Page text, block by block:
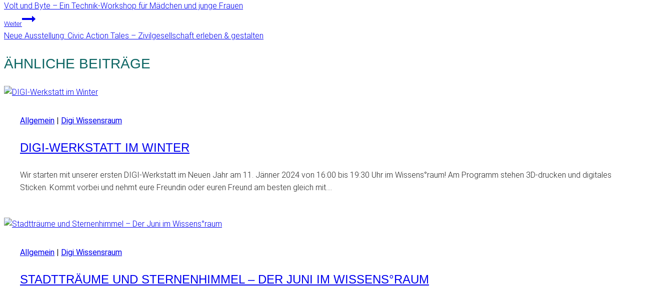
Volt und Byte – Ein Technik-Workshop für Mädchen und junge Frauen
Weiter
Neue Ausstellung: Civic Action Tales – Zivilgesellschaft erleben & gestalten
ÄHNLICHE BEITRÄGE
Allgemein Digi Wissensraum
DIGI-WERKSTATT IM WINTER
Wir starten mit unserer ersten DIGI-Werkstatt im Neuen Jahr am 11. Jänner 2024 von 16:00 bis 19:30 Uhr im Wissens°raum! Am Programm stehen 3D-drucken und digitales
Sticken. Kommt vorbei und nehmt eure Freundin oder euren Freund am besten gleich mit….
Allgemein Digi Wissensraum
STADTTRÄUME UND STERNENHIMMEL – DER JUNI IM WISSENS°RAUM